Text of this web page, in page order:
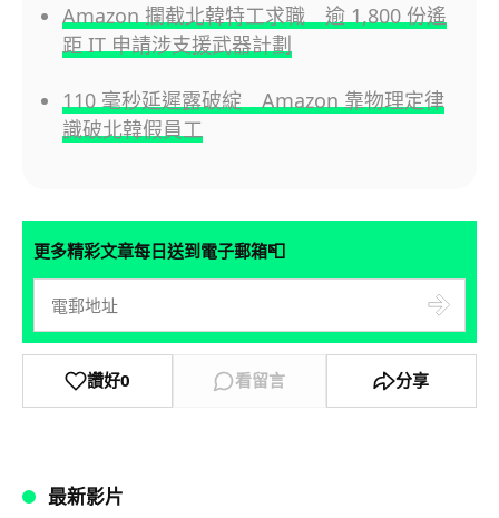
Amazon 攔截北韓特工求職 逾 1,800 份遙
距 IT 申請涉支援武器計劃
110 毫秒延遲露破綻 Amazon 靠物理定律
識破北韓假員工
更多精彩文章每日送到電子郵箱📮
讚好0 看留言 分享
最新影片